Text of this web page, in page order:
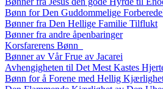
Bønn for Den Guddommelige
Bønner fra Den Hellige Familie Tilflukt
Bønner fra andre åpenbaringer
Korsfarerens Bønn
Bønner av Vår Frue av Jacarei
Avhengigheten til Det Mest Kastes
Bønn for å Forene med Hellig